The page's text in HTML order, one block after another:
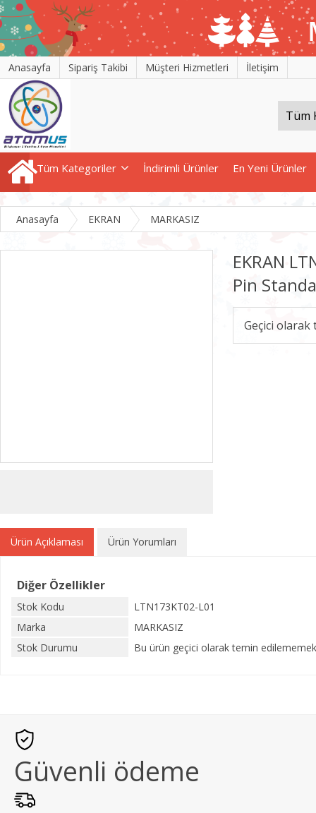
Anasayfa Sipariş Takibi Müşteri Hizmetleri İletişim
Tüm Kategoriler İndirimli Ürünler En Yeni Ürünler
Anasayfa EKRAN MARKASIZ
EKRAN
Pin
Geçici
Ürün Açıklaması Ürün Yorumları
Diğer Özellikler
Stok Kodu
LTN173KT02-L01
Marka
MARKASIZ
Stok Durumu
Bu ürün geçici olarak temin
Güvenli ödeme